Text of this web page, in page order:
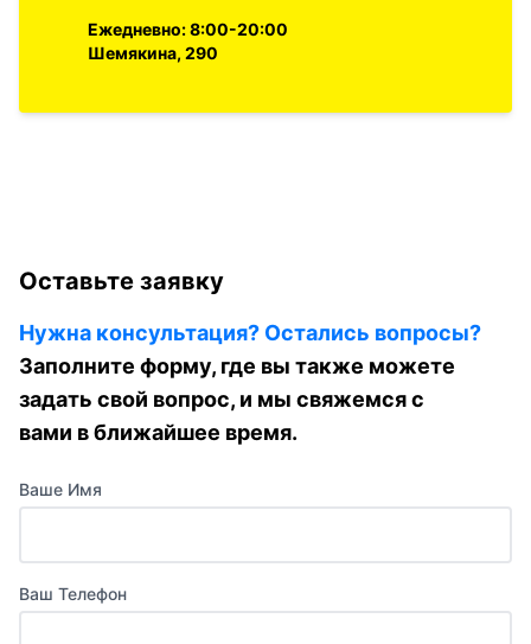
Ежедневно: 8:00-20:00
Шемякина, 290
Оставьте заявку
Нужна консультация? Остались вопросы?
Заполните форму, где вы также можете
задать свой вопрос, и мы свяжемся с
вами в ближайшее время.
Ваше Имя
Ваш Телефон